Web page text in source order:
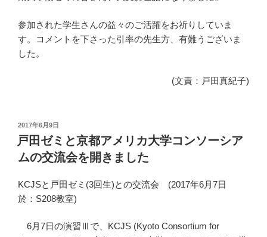
参加された学生さんの益々のご活躍をお祈りしていま
す。コメントを下さった引率の先生方、有難うございま
した。
(文責：戸田真紀子)
投
稿
日:
2017年6月9日
戸田ゼミと京都アメリカ大学コンソーシア
ムの交流会を開きました
KCJSと戸田ゼミ (3回生)との交流会 (2017年6月7日
於： S208教室)
6月7日の演習 Ⅲ で、 KCJS (Kyoto Consortium for